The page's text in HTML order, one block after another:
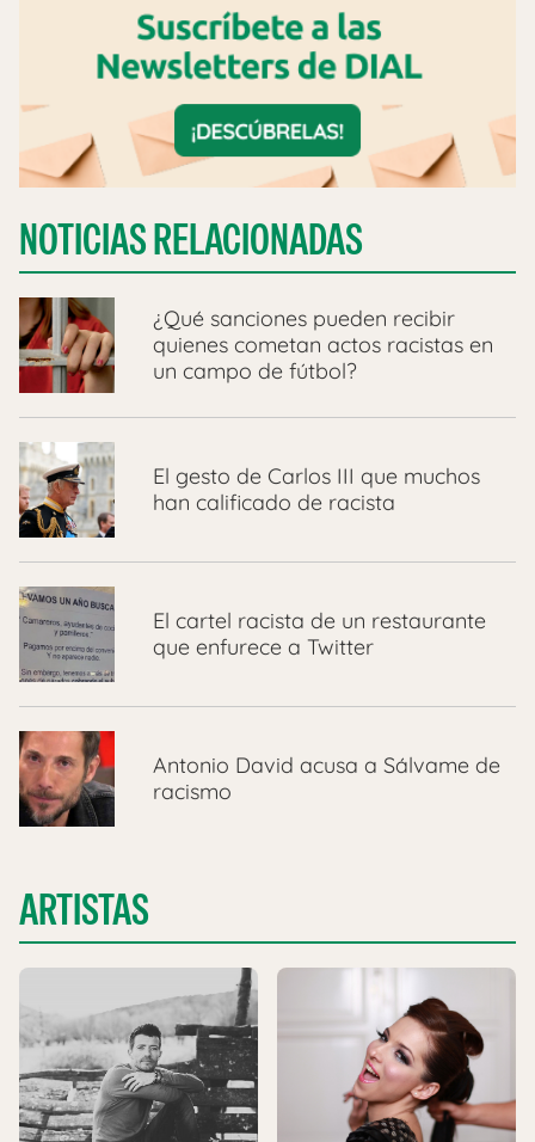
NOTICIAS RELACIONADAS
¿Qué sanciones pueden recibir
quienes cometan actos racistas en
un campo de fútbol?
El gesto de Carlos III que muchos
han calificado de racista
El cartel racista de un restaurante
que enfurece a Twitter
Antonio David acusa a Sálvame de
racismo
ARTISTAS